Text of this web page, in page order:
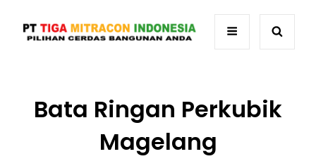
Bata Ringan Perkubik
Magelang